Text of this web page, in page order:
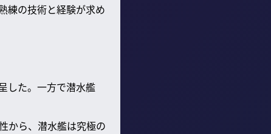
練の技術と経験が求め
した。一方で潜水艦
から、潜水艦は究極の